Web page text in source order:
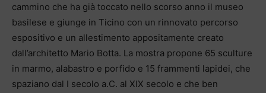
cammino che ha già toccato nello scorso anno il museo
basilese e giunge in Ticino con un rinnovato percorso
espositivo e un allestimento appositamente creato
dall’architetto Mario Botta. La mostra propone 65 sculture
in marmo, alabastro e porfido e 15 frammenti lapidei, che
spaziano dal I secolo a.C. al XIX secolo e che ben